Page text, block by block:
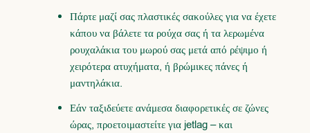
Πάρτε μαζί σας πλαστικές σακούλες για να έχετε
κάπου να βάλετε τα ρούχα σας ή τα λερωμένα
ρουχαλάκια του μωρού σας μετά από ρέψιμο ή
χειρότερα ατυχήματα, ή βρώμικες πάνες ή
μαντηλάκια.
Εάν ταξιδεύετε ανάμεσα διαφορετικές σε ζώνες
ώρας, προετοιμαστείτε για jetlag – και